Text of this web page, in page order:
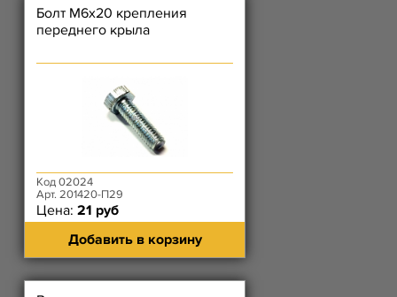
Болт М6х20 крепления
переднего крыла
Код 02024
Арт. 201420-П29
Цена: 21 руб
Добавить в корзину